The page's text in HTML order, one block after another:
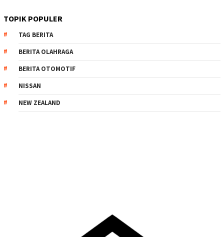
TOPIK POPULER
TAG BERITA
BERITA OLAHRAGA
BERITA OTOMOTIF
NISSAN
NEW ZEALAND